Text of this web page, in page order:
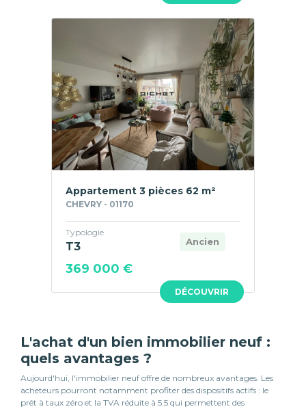
DÉCOUVRIR
Appartement 3 pièces 62 m²
CHEVRY - 01170
Ancien
Typologie
T3
369 000 €
L'achat d'un bien immobilier neuf :
quels avantages ?
Aujourd'hui, l'immobilier neuf offre de nombreux avantages. Les
acheteurs pourront notamment profiter des dispositifs actifs : le
prêt à taux zéro et la TVA réduite à 5.5 qui permettent des